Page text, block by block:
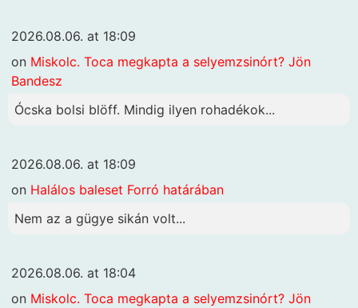
2026.08.06. at 18:09
on Miskolc. Toca megkapta a selyemzsinórt? Jön
Bandesz
Ócska bolsi blöff. Mindig ilyen rohadékok...
2026.08.06. at 18:09
on Halálos baleset Forró határában
Nem az a gügye sikán volt...
2026.08.06. at 18:04
on Miskolc. Toca megkapta a selyemzsinórt? Jön